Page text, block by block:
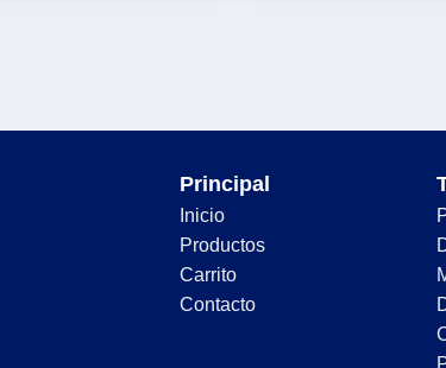
Principal
Inicio
Productos
Carrito
Contacto